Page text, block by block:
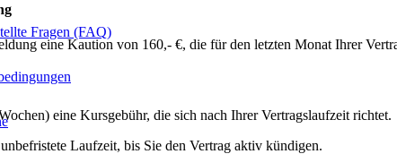
Fragen (FAQ)
eine Kaution von 160,- €, die für den letzten Monat Ihrer
eine Kursgebühr, die sich nach Ihrer Vertragslaufzeit richtet.
Laufzeit, bis Sie den Vertrag aktiv kündigen.